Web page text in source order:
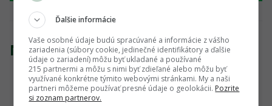
Nenašli sme žiadny produkt
Ďalšie informácie
Vaše osobné údaje budú spracúvané a informácie z vášho
zariadenia (súbory cookie, jedinečné identifikátory a ďalšie
údaje o zariadení) môžu byť ukladané a používané
215 partnermi a môžu s nimi byť zdieľané alebo môžu byť
využívané konkrétne týmito webovými stránkami. My a naši
partneri môžeme používať presné údaje o geolokácii. Pozrite
si zoznam partnerov.